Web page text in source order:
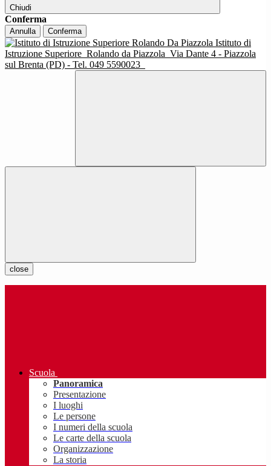
Chiudi
Conferma
Annulla Conferma
Istituto di
Istruzione Superiore Rolando da Piazzola Via Dante 4 - Piazzola
sul Brenta (PD) - Tel. 049 5590023
close
Scuola
Panoramica
Presentazione
I luoghi
Le persone
I numeri della scuola
Le carte della scuola
Organizzazione
La storia